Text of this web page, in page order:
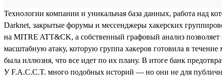
Технологии компании и уникальная база данных, работа над
Darknet, закрытые форумы и мессенджеры хакерских
на MITRE ATT&CK, а собственный графовый анализ
масштабную атаку, которую группа хакеров готовила в
была иллюзия, что все идет по их плану. В итоге банк
У F.A.C.C.T. много подобных историй — но они не для